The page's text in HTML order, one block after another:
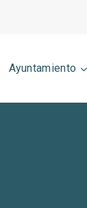
Ayuntamiento